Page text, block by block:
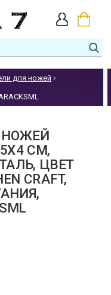
для ножей
НОЖЕЙ
СМ,
ЦВЕТ
CRAFT,